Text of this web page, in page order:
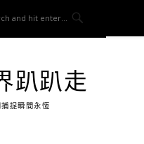
趴趴走
捉瞬間永恆